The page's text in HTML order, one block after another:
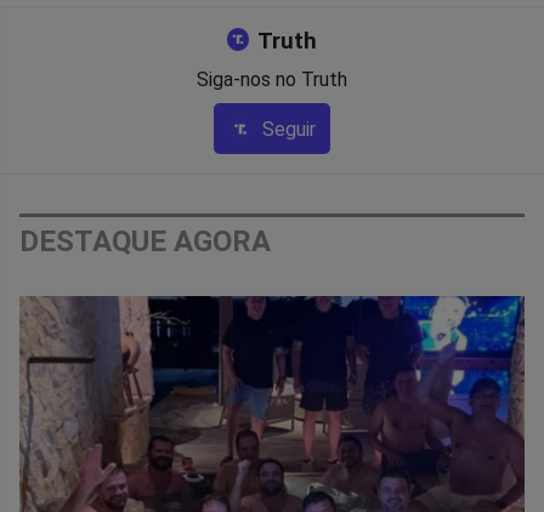
Truth
Siga-nos no Truth
Seguir
DESTAQUE AGORA